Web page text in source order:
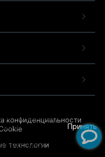
конфиденциальности
технологии
использовать
использованием
Принять